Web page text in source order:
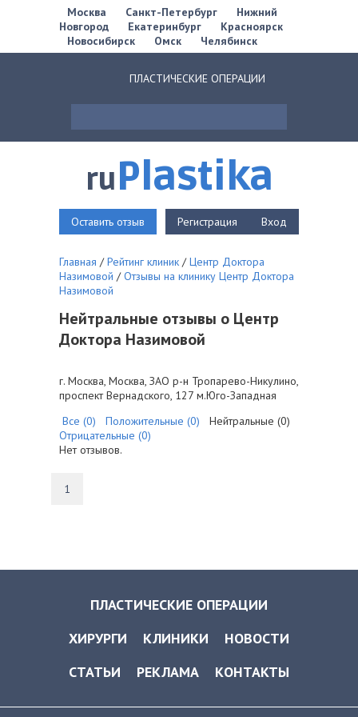
Москва Санкт-Петербург
Нижний
Новгород
Екатеринбург
Красноярск
Новосибирск
Омск Челябинск
ПЛАСТИЧЕСКИЕ ОПЕРАЦИИ
ruPlastika
Оставить отзыв Регистрация Вход
Главная / Рейтинг клиник / Центр Доктора
Назимовой / Отзывы на клинику Центр Доктора
Назимовой
Нейтральные отзывы о Центр
Доктора Назимовой
г. Москва, Москва, ЗАО р-н Тропарево-Никулино,
проспект Вернадского, 127 м.Юго-Западная
Все (0)
Положительные (0) Нейтральные (0)
Отрицательные (0)
Нет отзывов.
1
ПЛАСТИЧЕСКИЕ ОПЕРАЦИИ
ХИРУРГИ
КЛИНИКИ
НОВОСТИ
СТАТЬИ
РЕКЛАМА КОНТАКТЫ